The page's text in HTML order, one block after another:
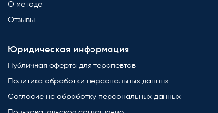
О методе
Отзывы
Юридическая информация
Публичная оферта для терапевтов
Политика обработки персональных данных
Согласие на обработку персональных данных